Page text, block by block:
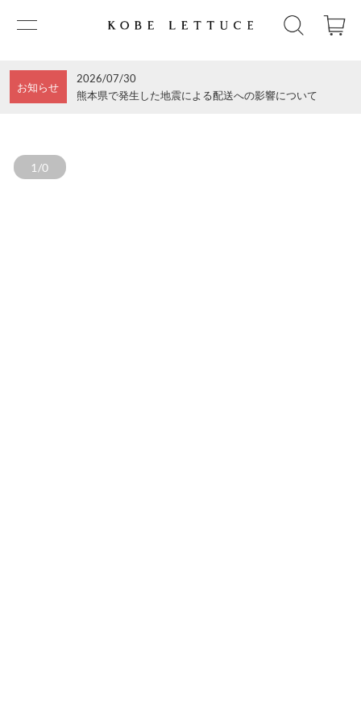
お知らせ
2026/07/30
熊本県で発生した地震による配送への影響について
1/0